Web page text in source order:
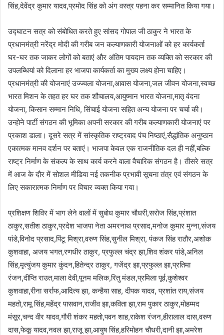
सिंह,देवेंद्र कुमार यादव,प्रमोद सिंह को अंग वस्त्र पहना कर सम्मानित किया गया।
उद्घाटन सत्र को संबोधित करते हुए सांसद गोपाल जी ठाकुर ने भारत के
प्रधानमंत्री नरेंद्र मोदी की गरीब जन कल्याणकारी योजनाओं को हर कार्यकर्ता
घर-घर तक जाकर लोगों को बताएं और अंतिम पायदान तक व्यक्ति को सरकार की
उपलब्धियां को दिलाना हर भाजपा कार्यकर्ता का मुख्य लक्ष्य होना चाहिए।
प्रधानमंत्री की योजनाएं उज्ज्वला योजना,आवास योजना,जल जीवन योजना,स्वच्छ
भारत मिशन के तहत हर घर तक शौचालय,आयुष्मान भारत योजना,मातृ वंदना
योजना, किसान सम्मान निधि, सिंचाई योजना सहित अन्य योजना पर चर्चा की।
उन्होने पार्टी संगठन की भूमिका अपनी सरकार की गरीब कल्याणकारी योजनाएं पर
प्रकाश डाला। दूसरे सत्र में सांस्कृतिक राष्ट्रवाद पंच निष्ठाएं,सैद्धांतिक अनुष्ठान
एकात्मक मानव दर्शन पर बताएं। भाजपा केवल एक राजनीतिक दल ही नहीं,बल्कि
राष्ट्र निर्माण के संकल्प के साथ कार्य करने वाला वैचारिक संगठन है। तीसरे सत्र
में आज के दौर में सोशल मीडिया नई तकनीक प्रभावी सूचना तंत्र एवं संगठन के
लिए सकारात्मक निर्माण पर विचार व्यक्त किया गया।
प्रशिक्षण शिविर में भाग लेने वालों में सुबोध कुमार चौधरी,सरोज सिंह,प्रंशात
ठाकुर,सतीश ठाकुर,प्रदेश भाजपा नेता अमरनाथ प्रसाद,मनोज कुमार मुन्ना,संजय
पांडे,विनोद प्रसाद,पिंटू मिश्रा,वरुण सिंह,सुनील मिश्रा, पंकज सिंह राठौर,अशोक
कुशवाहा, अजय भगत,रणधीर ठाकुर, प्रफुल्ल चंद्र झा,शिव शंकर पांडे,अनिल
सिंह,मृत्युंजय कुमार कुंदन,हितेन्द्र ठाकुर, गजेंद्र झा,प्रफुल्ल झा,प्रतिमा
रंजन,दीप्ति राउत,माला देवी,पूनम मलिक,रितु मंडल,प्रमिला पूर्व,कुशेश्वर
कुशवाहा,रीना सर्राफ,आदित्य झा, कन्हैया साह, दीपक यादव, प्रशांत राय,संजय
महतो,रामू सिंह,महेंद्र पासवान,राजीव झा,कविता झा,राम पुकार ठाकुर,मोहम्मद
मंसूर,चन्द वीर यादव,गौरी शंकर महतो,पवन शाह,राकेश रंजन,हीरालाल दास,वरुण
दास,फेकू यादव,नवल झा,राजू झा,आयुष सिंह,हरिमोहन चौधरी,दानी झा,अमरेश